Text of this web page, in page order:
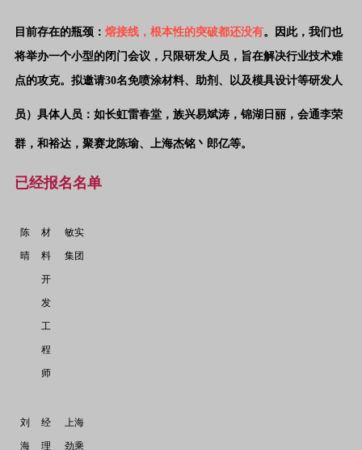
目前存在的瓶颈： 熔接线，根本性的突破都还没有。因此，我们也
将举办一个小型的闭门会议，只限研发人员，旨在解决行业技术难
点的攻克。 拟邀请30名免喷涂材料、助剂、以及模具设计等研发人
员） 具体人员 ：如长虹雷春堂，族兴易斌涛，锦湖日丽，会通李荣
群，和裕达，聚赛龙陈瑜、上海杰铭丶郎亿等。
已经报名名单
陈
晴
材
料
开
发
工
程
师
敏实
集团
刘
海
经
理
上海
劲乘